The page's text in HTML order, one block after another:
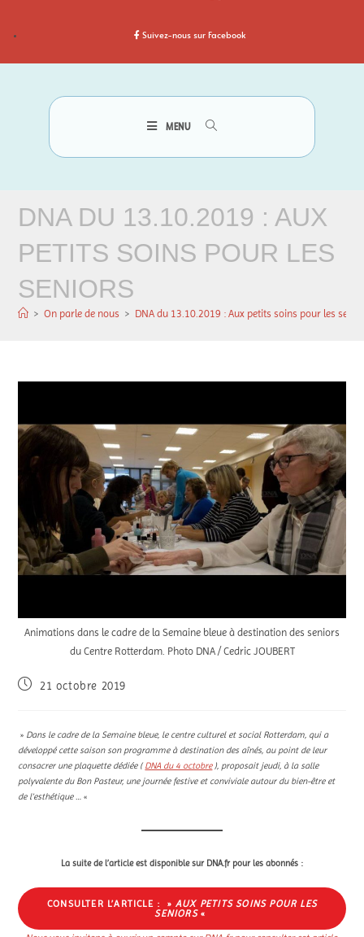
Suivez-nous sur Facebook
MENU
DNA DU 13.10.2019 : AUX
PETITS SOINS POUR LES
SENIORS
> On parle de nous > DNA du 13.10.2019 : Aux petits soins pour les
Animations dans le cadre de la Semaine bleue à destination des seniors
du Centre Rotterdam. Photo DNA / Cedric JOUBERT
21 octobre 2019
» Dans le cadre de la Semaine bleue, le centre culturel et social Rotterdam, qui a
développé cette saison son programme à destination des aînés, au point de leur
consacrer une plaquette dédiée (DNA du 4 octobre), proposait jeudi, à la salle
polyvalente du Bon Pasteur, une journée festive et conviviale autour du bien-être et
de l’esthétique … «
La suite de l’article est disponible sur DNA.fr pour les abonnés :
CONSULTER L’ARTICLE : » AUX PETITS SOINS POUR LES
SENIORS«